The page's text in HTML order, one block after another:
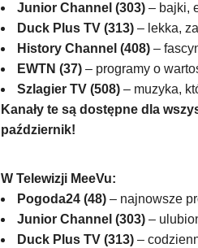
Junior Channel (303) – bajki,
Duck Plus TV (313) – lekka,
History Channel (408) –
EWTN (37) – programy o
Szlagier TV (508) – muzyka,
Kanały te są dostępne dla
październik!
W Telewizji MeeVu:
Pogoda24 (48) – najnowsze
Junior Channel (303) –
Duck Plus TV (313) –